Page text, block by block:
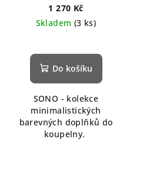
1 270 Kč
Skladem (3 ks)
Do košíku
SONO - kolekce
minimalistických
barevných doplňků do
koupelny.